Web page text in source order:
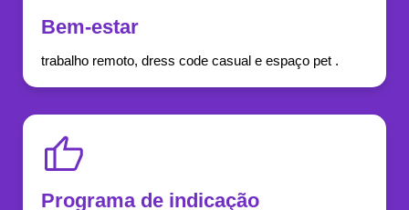
Bem-estar
trabalho remoto, dress code casual e espaço pet .
Programa de indicação